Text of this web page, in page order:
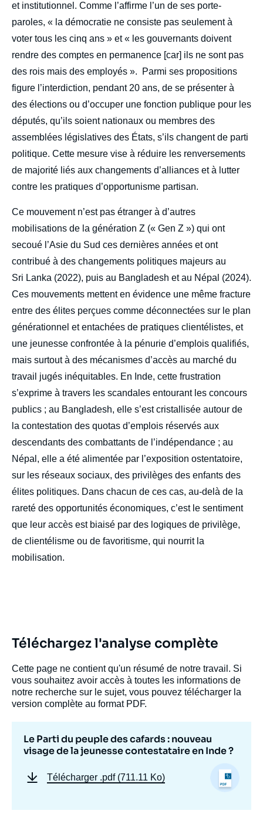
et institutionnel. Comme l’affirme l’un de ses porte-
paroles, « la démocratie ne consiste pas seulement à
voter tous les cinq ans » et « les gouvernants doivent
rendre des comptes en permanence [car] ils ne sont pas
des rois mais des employés ». Parmi ses propositions
figure l’interdiction, pendant 20 ans, de se présenter à
des élections ou d’occuper une fonction publique pour les
députés, qu’ils soient nationaux ou membres des
assemblées législatives des États, s’ils changent de parti
politique. Cette mesure vise à réduire les renversements
de majorité liés aux changements d’alliances et à lutter
contre les pratiques d’opportunisme partisan.
Ce mouvement n’est pas étranger à d’autres
mobilisations de la génération Z (« Gen Z ») qui ont
secoué l’Asie du Sud ces dernières années et ont
contribué à des changements politiques majeurs au
Sri Lanka (2022), puis au Bangladesh et au Népal (2024).
Ces mouvements mettent en évidence une même fracture
entre des élites perçues comme déconnectées sur le plan
générationnel et entachées de pratiques clientélistes, et
une jeunesse confrontée à la pénurie d’emplois qualifiés,
mais surtout à des mécanismes d’accès au marché du
travail jugés inéquitables. En Inde, cette frustration
s’exprime à travers les scandales entourant les concours
publics ; au Bangladesh, elle s’est cristallisée autour de
la contestation des quotas d’emplois réservés aux
descendants des combattants de l’indépendance ; au
Népal, elle a été alimentée par l’exposition ostentatoire,
sur les réseaux sociaux, des privilèges des enfants des
élites politiques. Dans chacun de ces cas, au-delà de la
rareté des opportunités économiques, c’est le sentiment
que leur accès est biaisé par des logiques de privilège,
de clientélisme ou de favoritisme, qui nourrit la
mobilisation.
Téléchargez l'analyse complète
Cette page ne contient qu'un résumé de notre travail. Si
vous souhaitez avoir accès à toutes les informations de
notre recherche sur le sujet, vous pouvez télécharger la
version complète au format PDF.
Le Parti du peuple des cafards : nouveau
visage de la jeunesse contestataire en Inde ?
Télécharger .pdf (711.11 Ko)